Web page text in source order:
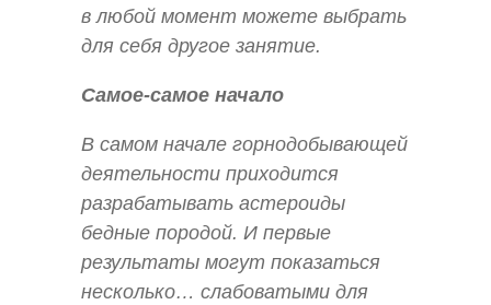
в любой момент можете выбрать
для себя другое занятие.
Самое-самое начало
В самом начале горнодобывающей
деятельности приходится
разрабатывать астероиды
бедные породой. И первые
результаты могут показаться
несколько… слабоватыми для